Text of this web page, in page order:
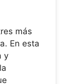
más
En esta
y